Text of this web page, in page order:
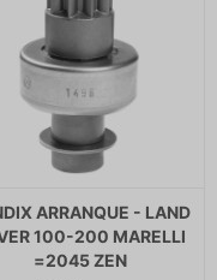
ARRANQUE - LAND
100-200 MARELLI
=2045 ZEN